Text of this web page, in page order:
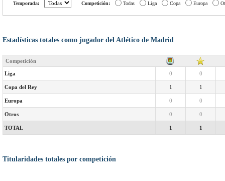
Temporada: Competición: Todas Liga Copa Europa
Estadísticas totales como jugador del Atlético de Madrid
Competición
Liga 0 0
Copa del Rey 1 1
Europa 0 0
Otros 0 0
TOTAL 1 1
Titularidades totales por competición